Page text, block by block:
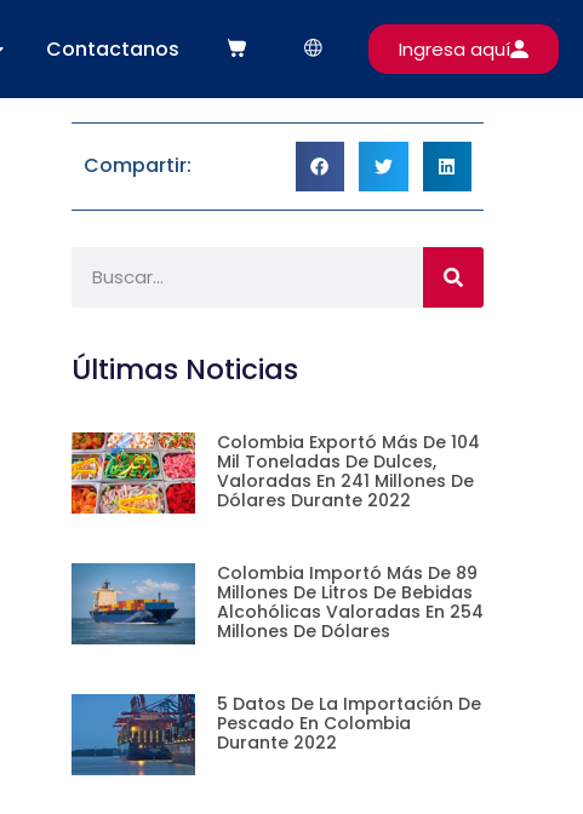
Contactanos Ingresa aquí
Compartir:
Últimas Noticias
Colombia Exportó Más De 104
Mil Toneladas De Dulces,
Valoradas En 241 Millones De
Dólares Durante 2022
Colombia Importó Más De 89
Millones De Litros De Bebidas
Alcohólicas Valoradas En 254
Millones De Dólares
5 Datos De La Importación De
Pescado En Colombia
Durante 2022